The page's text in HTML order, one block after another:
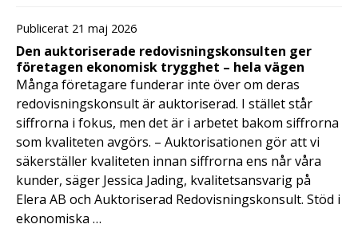
Publicerat 21 maj 2026
Den auktoriserade redovisningskonsulten ger
företagen ekonomisk trygghet – hela vägen
Många företagare funderar inte över om deras
redovisningskonsult är auktoriserad. I stället står
siffrorna i fokus, men det är i arbetet bakom siffrorna
som kvaliteten avgörs. – Auktorisationen gör att vi
säkerställer kvaliteten innan siffrorna ens når våra
kunder, säger Jessica Jading, kvalitetsansvarig på
Elera AB och Auktoriserad Redovisningskonsult. Stöd i
ekonomiska …